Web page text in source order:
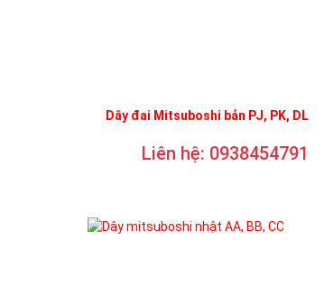
Dây đai Mitsuboshi bản PJ, PK, DL
Liên hệ: 0938454791